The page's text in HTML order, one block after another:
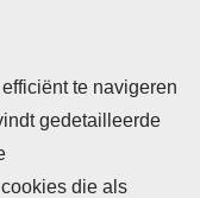
te navigeren
gedetailleerde
die als